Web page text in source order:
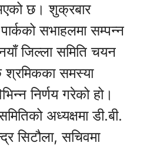
छ। शुक्रबार
सभाहलमा सम्पन्न
जिल्ला समिति चयन
श्रमिकका समस्या
निर्णय गरेको हो।
अध्यक्षमा डी.बी.
सिटौला, सचिवमा